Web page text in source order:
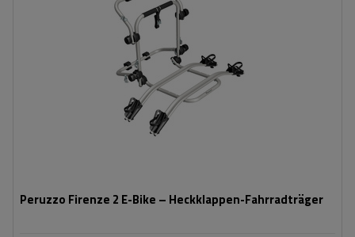
Peruzzo Firenze 2 E-Bike – Heckklappen-Fahrradträger
kompatibel mit Elektrofahrrädern
Aluminiumkonstruktion